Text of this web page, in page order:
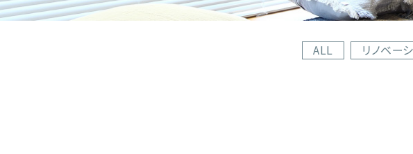
ALL リノベー